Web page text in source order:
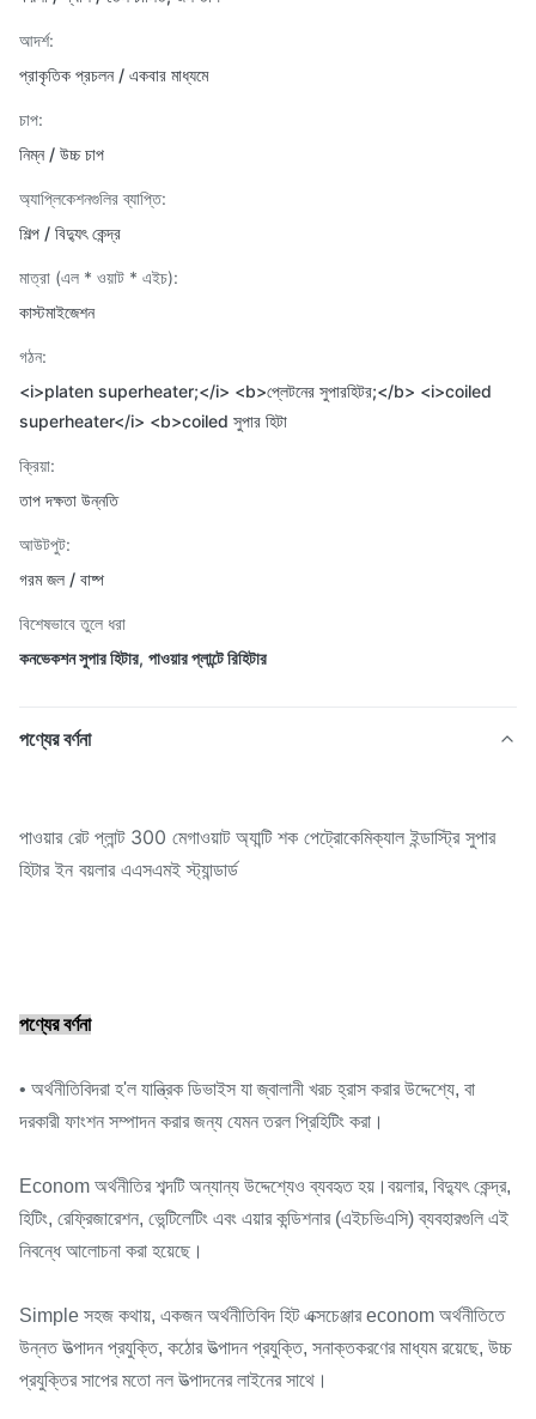
আদর্শ:
প্রাকৃতিক প্রচলন / একবার মাধ্যমে
চাপ:
নিম্ন / উচ্চ চাপ
অ্যাপ্লিকেশনগুলির ব্যাপ্তি:
শিল্প / বিদ্যুৎ কেন্দ্র
মাত্রা (এল * ওয়াট * এইচ):
কাস্টমাইজেশন
গঠন:
<i>platen superheater;</i> <b>প্লেটনের সুপারহিটর;</b> <i>coiled
superheater</i> <b>coiled সুপার হিটা
ক্রিয়া:
তাপ দক্ষতা উন্নতি
আউটপুট:
গরম জল / বাষ্প
বিশেষভাবে তুলে ধরা
কনভেকশন সুপার হিটার, পাওয়ার প্লান্টে রিহিটার
পণ্যের বর্ণনা
পাওয়ার রেট প্লান্ট 300 মেগাওয়াট অ্যান্টি শক পেট্রোকেমিক্যাল ইন্ডাস্ট্রি সুপার
হিটার ইন বয়লার এএসএমই স্ট্যান্ডার্ড
পণ্যের বর্ণনা
• অর্থনীতিবিদরা হ'ল যান্ত্রিক ডিভাইস যা জ্বালানী খরচ হ্রাস করার উদ্দেশ্যে, বা
দরকারী ফাংশন সম্পাদন করার জন্য যেমন তরল প্রিহিটিং করা।
Econom অর্থনীতির শব্দটি অন্যান্য উদ্দেশ্যেও ব্যবহৃত হয়।বয়লার, বিদ্যুৎ কেন্দ্র,
হিটিং, রেফ্রিজারেশন, ভেন্টিলেটিং এবং এয়ার কন্ডিশনার (এইচভিএসি) ব্যবহারগুলি এই
নিবন্ধে আলোচনা করা হয়েছে।
Simple সহজ কথায়, একজন অর্থনীতিবিদ হিট এক্সচেঞ্জার econom অর্থনীতিতে
উন্নত উত্পাদন প্রযুক্তি, কঠোর উত্পাদন প্রযুক্তি, সনাক্তকরণের মাধ্যম রয়েছে, উচ্চ
প্রযুক্তির সাপের মতো নল উত্পাদনের লাইনের সাথে।